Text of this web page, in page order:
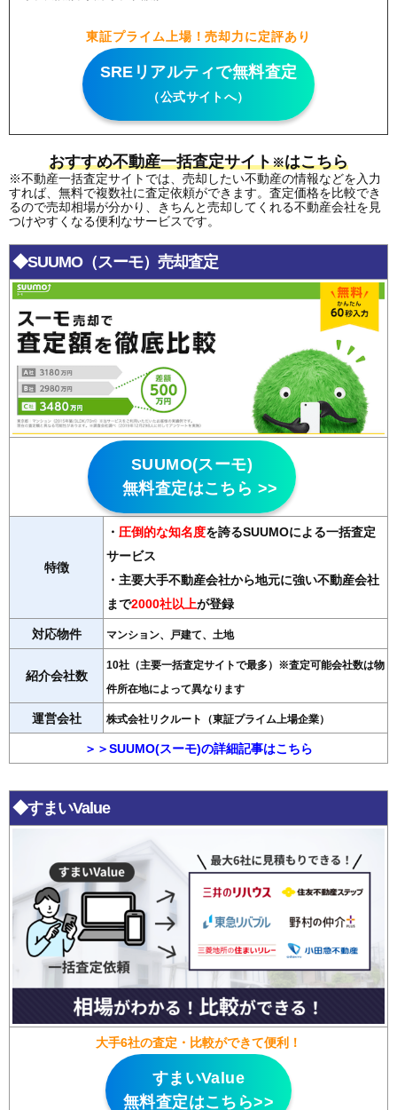
東証プライム上場！売却力に定評あり
SREリアルティで無料査定
（公式サイトへ）
おすすめ不動産一括査定サイト※はこちら
※不動産一括査定サイトでは、売却したい不動産の情報などを入力
すれば、無料で複数社に査定依頼ができます。査定価格を比較でき
るので売却相場が分かり、きちんと売却してくれる不動産会社を見
つけやすくなる便利なサービスです。
◆SUUMO（スーモ）売却査定
SUUMO(スーモ)
無料査定はこちら >>
特徴
・ 圧倒的な知名度を誇るSUUMOによる一括査定
サービス
・主要大手不動産会社から地元に強い不動産会社
まで2000社以上が登録
対応物件 マンション、戸建て、土地
紹介会社数
10社（主要一括査定サイトで最多）※査定可能会社数は物
件所在地によって異なります
運営会社 株式会社リクルート（東証プライム上場企業）
＞＞SUUMO(スーモ)の詳細記事はこちら
◆すまいValue
大手6社の査定・比較ができて便利！
すまいValue
無料査定はこちら>>